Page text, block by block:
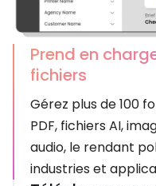
Prend en
fichiers
Gérez plus de 100
PDF, fichiers AI,
audio, le rendant
industries et